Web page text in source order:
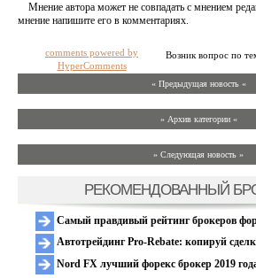
Мнение автора может не совпадать с мнением
мнение напишите его в комментариях.
Возник вопрос по
comments powered by
HyperComments
« Предыдущая новость «
» Архив категории «
» Следующая новость »
РЕКОМЕНДОВАННЫЙ
Самый правдивый рейтинг брокеров
Автотрейдинг Pro-Rebate: копируй
Nord FX лучший форекс брокер 2019